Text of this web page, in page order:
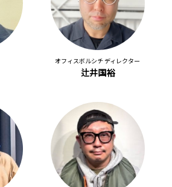
オフィスボルシチ ディレクター
辻井国裕